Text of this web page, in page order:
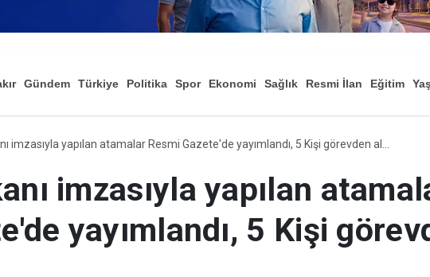
Gündem Türkiye Politika Spor Ekonomi Sağlık Resmi İlan Eğitim
Cumhurbaşkanı imzasıyla yapılan atamalar Resmi Gazete'de yayımlandı, 5 Kişi görevden alındı
imzasıyla yapılan
yayımlandı, 5 Kişi